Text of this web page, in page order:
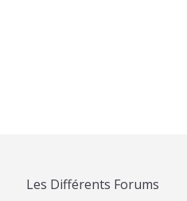
Les Différents Forums